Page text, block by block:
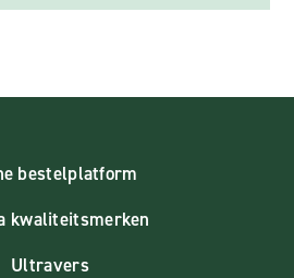
bestelplatform
kwaliteitsmerken
Ultravers